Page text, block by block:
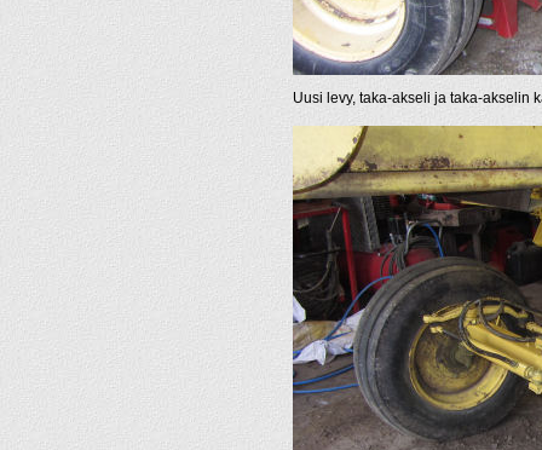
Uusi levy, taka-akseli ja taka-akselin